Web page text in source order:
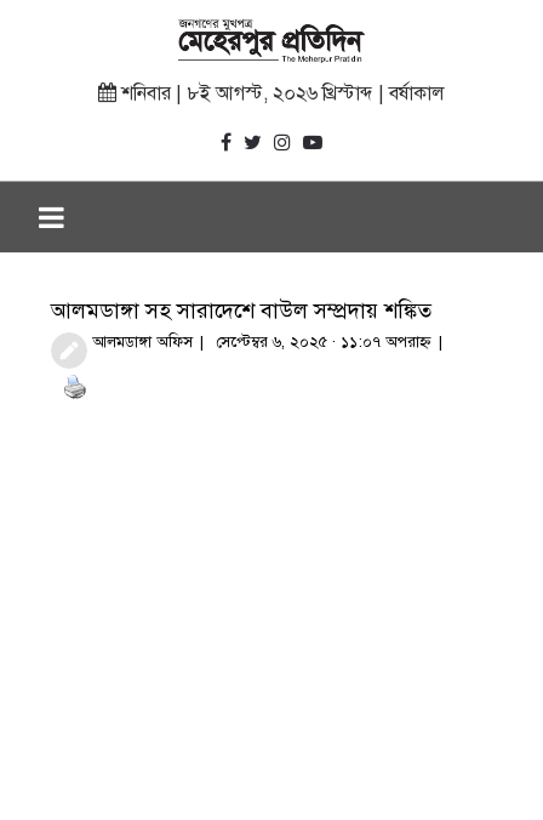
শনিবার | ৮ই আগস্ট, ২০২৬ খ্রিস্টাব্দ | বর্ষাকাল
আলমডাঙ্গা সহ সারাদেশে বাউল সম্প্রদায় শঙ্কিত
আলমডাঙ্গা অফিস সেপ্টেম্বর ৬, ২০২৫ · ১১:০৭ অপরাহ্ণ